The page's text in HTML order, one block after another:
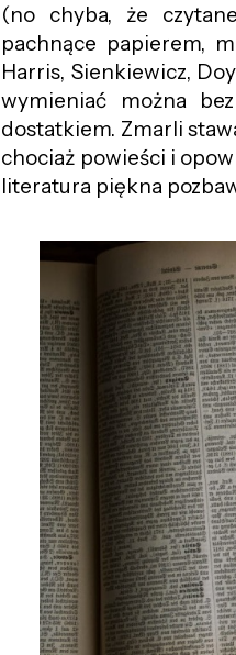
(no chyba, że
pachnące papierem,
Harris, Sienkiewicz,
wymieniać można
dostatkiem. Zmarli
chociaż powieści i
literatura piękna